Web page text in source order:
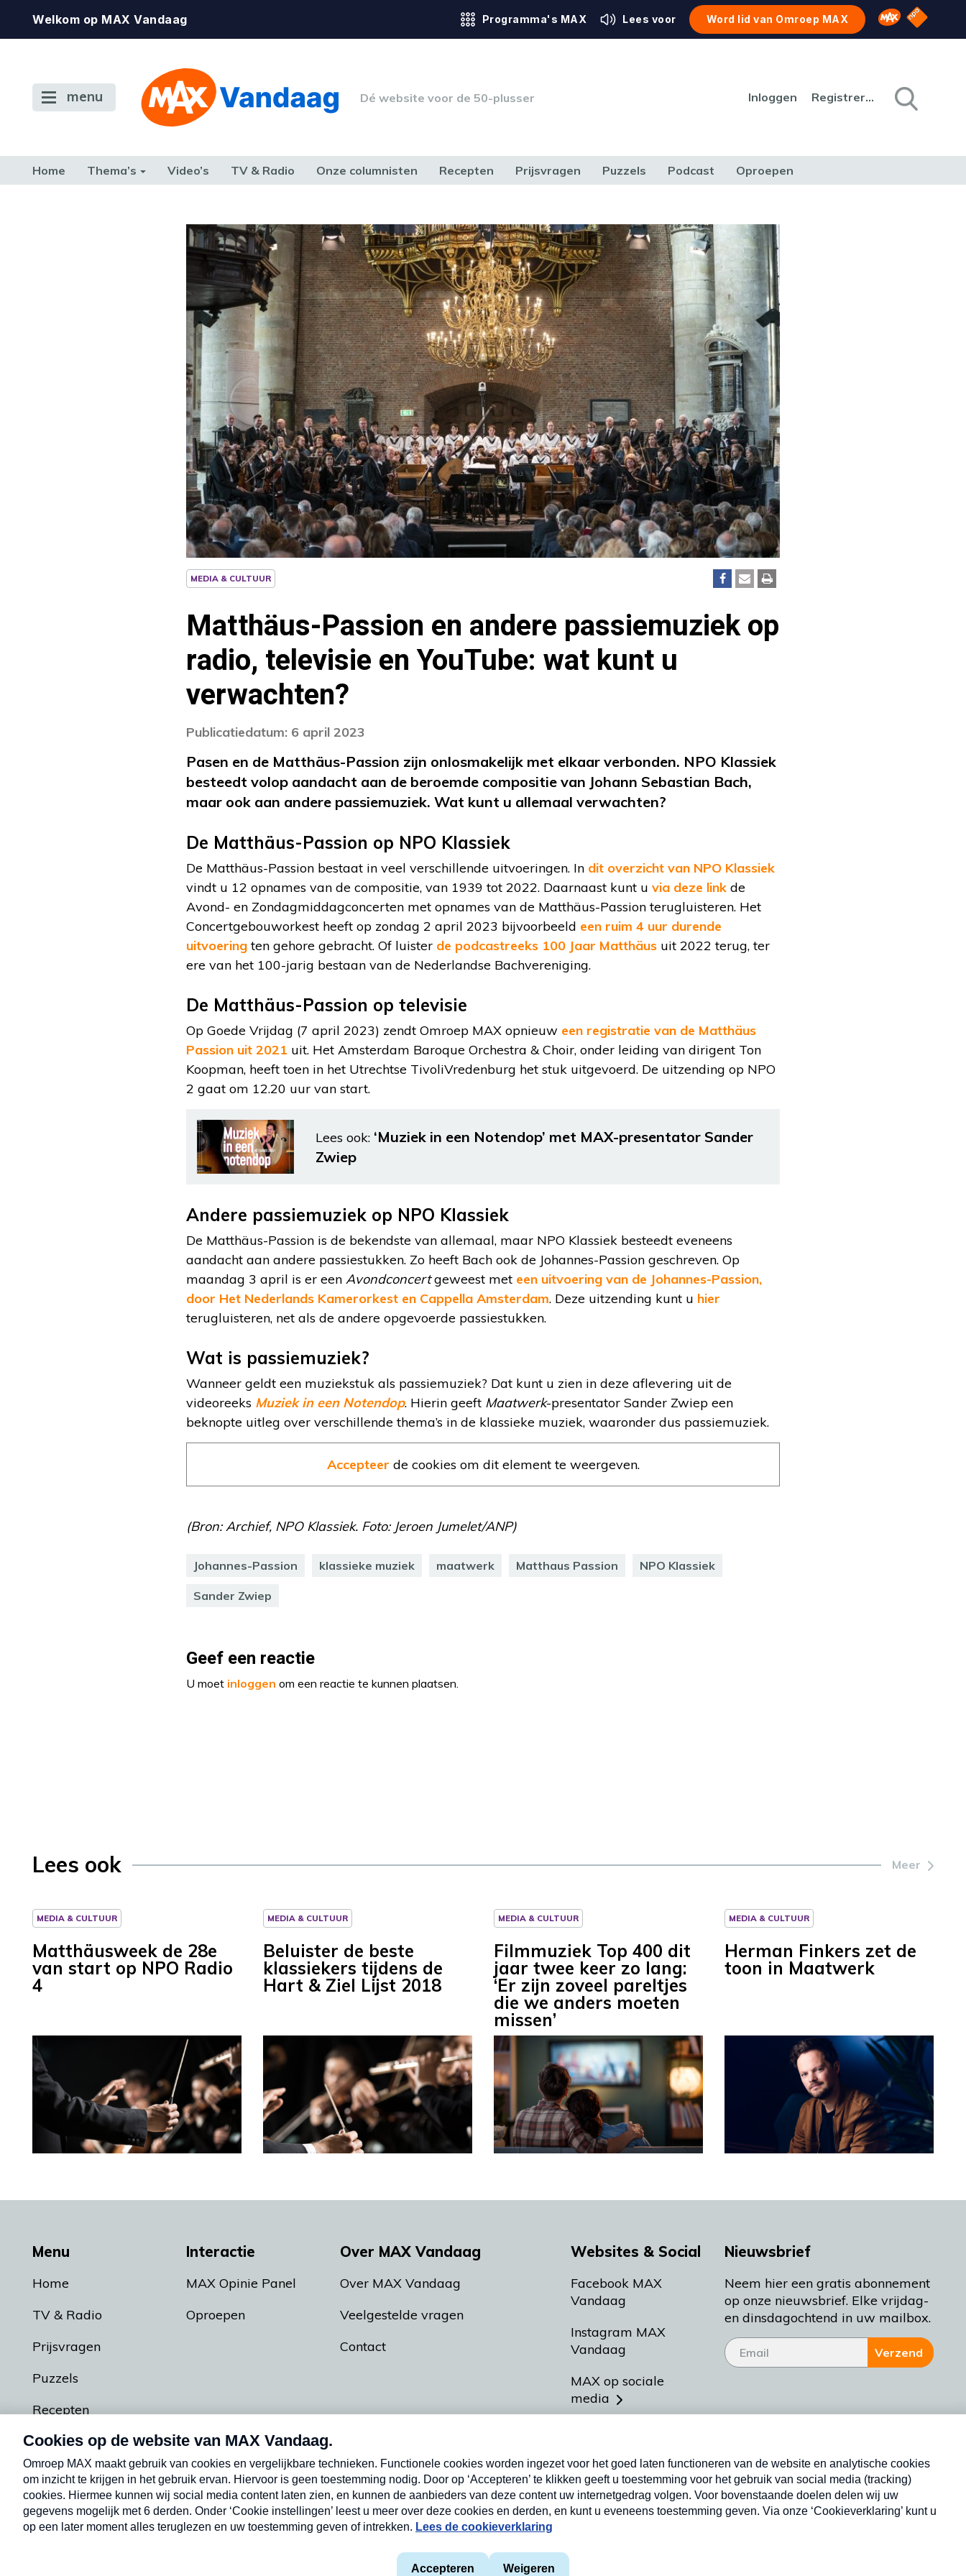
Welkom op MAX Vandaag Programma's MAX Lees voor Word lid van Omroep MAX Omroep MAX
NPO
menu Dé website voor de 50-plusser Inloggen Registreren
Home Thema’s Video’s TV & Radio Onze columnisten Recepten Prijsvragen Puzzels Podcast Oproepen
MEDIA & CULTUUR
Matthäus-Passion en andere passiemuziek op
radio, televisie en YouTube: wat kunt u
verwachten?
Publicatiedatum: 6 april 2023
Pasen en de Matthäus-Passion zijn onlosmakelijk met elkaar verbonden. NPO Klassiek
besteedt volop aandacht aan de beroemde compositie van Johann Sebastian Bach,
maar ook aan andere passiemuziek. Wat kunt u allemaal verwachten?
De Matthäus-Passion op NPO Klassiek
De Matthäus-Passion bestaat in veel verschillende uitvoeringen. In dit overzicht van NPO Klassiek
vindt u 12 opnames van de compositie, van 1939 tot 2022. Daarnaast kunt u via deze link de
Avond- en Zondagmiddagconcerten met opnames van de Matthäus-Passion terugluisteren. Het
Concertgebouworkest heeft op zondag 2 april 2023 bijvoorbeeld een ruim 4 uur durende
uitvoeringten gehore gebracht. Of luister de podcastreeks 100 Jaar Matthäus uit 2022 terug, ter
ere van het 100-jarig bestaan van de Nederlandse Bachvereniging.
De Matthäus-Passion op televisie
Op Goede Vrijdag (7 april 2023) zendt Omroep MAX opnieuw een registratie van de Matthäus
Passion uit 2021 uit. Het Amsterdam Baroque Orchestra & Choir, onder leiding van dirigent Ton
Koopman, heeft toen in het Utrechtse TivoliVredenburg het stuk uitgevoerd. De uitzending op NPO
2 gaat om 12.20 uur van start.
Lees ook: ‘Muziek in een Notendop’ met MAX-presentator Sander
Zwiep
Andere passiemuziek op NPO Klassiek
De Matthäus-Passion is de bekendste van allemaal, maar NPO Klassiek besteedt eveneens
aandacht aan andere passiestukken. Zo heeft Bach ook de Johannes-Passion geschreven. Op
maandag 3 april is er een Avondconcertgeweest met een uitvoering van de Johannes-Passion,
door Het Nederlands Kamerorkest en Cappella Amsterdam. Deze uitzending kunt u hier
terugluisteren, net als de andere opgevoerde passiestukken.
Wat is passiemuziek?
Wanneer geldt een muziekstuk als passiemuziek? Dat kunt u zien in deze aflevering uit de
videoreeks Muziek in een Notendop. Hierin geeft Maatwerk-presentator Sander Zwiep een
beknopte uitleg over verschillende thema’s in de klassieke muziek, waaronder dus passiemuziek.
Accepteer de cookies om dit element te weergeven.
(Bron: Archief, NPO Klassiek. Foto: Jeroen Jumelet/ANP)
Johannes-Passion klassieke muziek maatwerk Matthaus Passion NPO Klassiek
Sander Zwiep
Geef een reactie
U moet inloggen om een reactie te kunnen plaatsen.
Lees ook Meer
MEDIA & CULTUUR
Matthäusweek de 28e
van start op NPO Radio
4
MEDIA & CULTUUR
Beluister de beste
klassiekers tijdens de
Hart & Ziel Lijst 2018
MEDIA & CULTUUR
Filmmuziek Top 400 dit
jaar twee keer zo lang:
‘Er zijn zoveel pareltjes
die we anders moeten
missen’
MEDIA & CULTUUR
Herman Finkers zet de
toon in Maatwerk
Menu
Home
TV & Radio
Prijsvragen
Puzzels
Recepten
Podcasts
Interactie
MAX Opinie Panel
Oproepen
Over MAX Vandaag
Over MAX Vandaag
Veelgestelde vragen
Contact
Websites & Social
Facebook MAX
Vandaag
Instagram MAX
Vandaag
MAX op sociale
media
Meldpunt Actueel
Heel Holland Bakt
Nieuwsbrief
Neem hier een gratis abonnement
op onze nieuwsbrief. Elke vrijdag-
en dinsdagochtend in uw mailbox.
Verzend
Nieuwsbrief
Neem hier een gratis abonnement op onze